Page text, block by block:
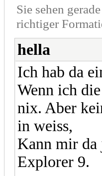
Sie sehen
richtiger
hella
Ich hab da
Wenn ich
nix. Aber
in weiss,
Kann mir da
Explorer 9.